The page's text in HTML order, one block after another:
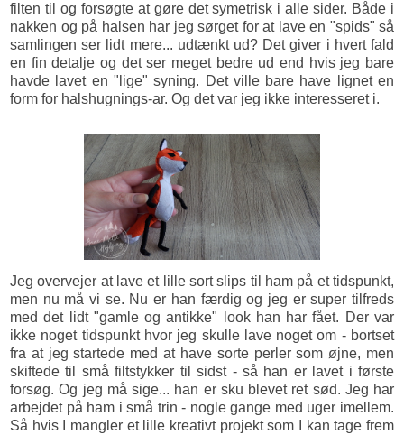
filten til og forsøgte at gøre det symetrisk i alle sider. Både i
nakken og på halsen har jeg sørget for at lave en "spids" så
samlingen ser lidt mere... udtænkt ud? Det giver i hvert fald
en fin detalje og det ser meget bedre ud end hvis jeg bare
havde lavet en "lige" syning. Det ville bare have lignet en
form for halshugnings-ar. Og det var jeg ikke interesseret i.
Jeg overvejer at lave et lille sort slips til ham på et tidspunkt,
men nu må vi se. Nu er han færdig og jeg er super tilfreds
med det lidt "gamle og antikke" look han har fået. Der var
ikke noget tidspunkt hvor jeg skulle lave noget om - bortset
fra at jeg startede med at have sorte perler som øjne, men
skiftede til små filtstykker til sidst - så han er lavet i første
forsøg. Og jeg må sige... han er sku blevet ret sød. Jeg har
arbejdet på ham i små trin - nogle gange med uger imellem.
Så hvis I mangler et lille kreativt projekt som I kan tage frem